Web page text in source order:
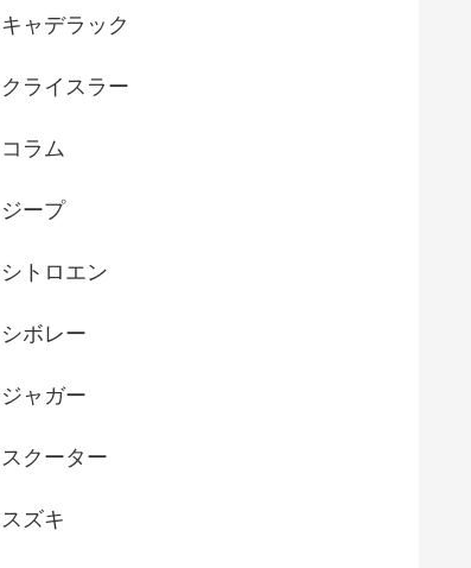
キャデラック
クライスラー
コラム
ジープ
シトロエン
シボレー
ジャガー
スクーター
スズキ